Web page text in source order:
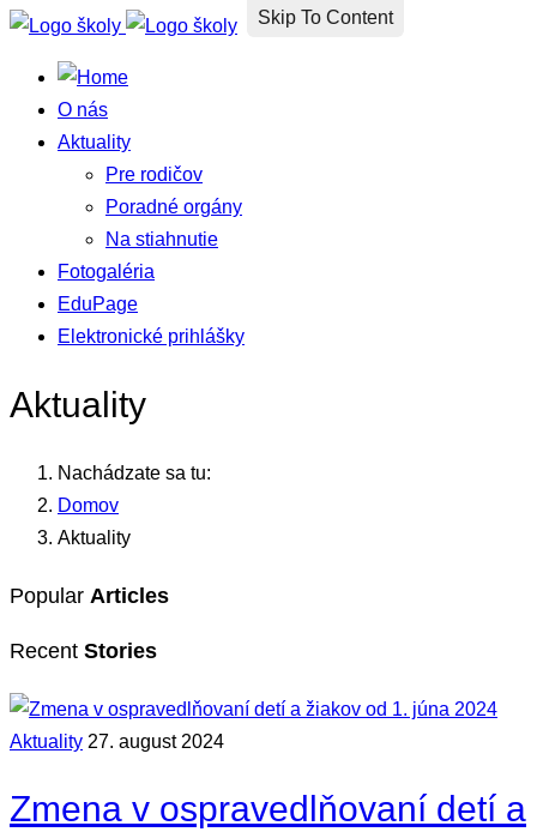
Skip To Content
O nás
Aktuality
Pre rodičov
Poradné orgány
Na stiahnutie
Fotogaléria
EduPage
Elektronické prihlášky
Aktuality
Nachádzate sa tu:
Domov
Aktuality
Popular Articles
Recent Stories
Aktuality 27. august 2024
Zmena v ospravedlňovaní detí a